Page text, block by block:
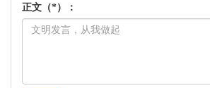
正文（*）：